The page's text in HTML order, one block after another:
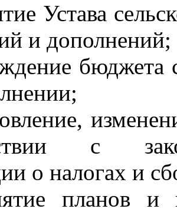
Устава
и дополнений;
бюджета
с
о налогах и
планов и